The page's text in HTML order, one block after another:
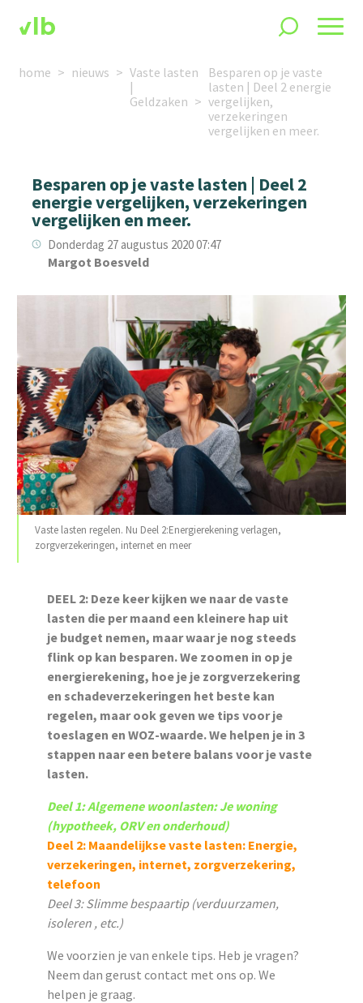
home nieuws
Vaste lasten
|
Geldzaken
Besparen op je vaste
lasten | Deel 2 energie
vergelijken,
verzekeringen
vergelijken en meer.
Besparen op je vaste lasten | Deel 2
energie vergelijken, verzekeringen
vergelijken en meer.
Donderdag 27 augustus 2020 07:47
Margot Boesveld
Vaste lasten regelen. Nu Deel 2:Energierekening verlagen,
zorgverzekeringen, internet en meer
DEEL 2: Deze keer kijken we naar de vaste
lasten die per maand een kleinere hap uit
je budget nemen, maar waar je nog steeds
flink op kan besparen. We zoomen in op je
energierekening, hoe je je zorgverzekering
en schadeverzekeringen het beste kan
regelen, maar ook geven we tips voor je
toeslagen en WOZ-waarde. We helpen je in 3
stappen naar een betere balans voor je vaste
lasten.
Deel 1: Algemene woonlasten: Je woning
(hypotheek, ORV en onderhoud)
Deel 2: Maandelijkse vaste lasten: Energie,
verzekeringen, internet, zorgverzekering,
telefoon
Deel 3: Slimme bespaartip (verduurzamen,
isoleren , etc.)
We voorzien je van enkele tips. Heb je vragen?
Neem dan gerust contact met ons op. We
helpen je graag.